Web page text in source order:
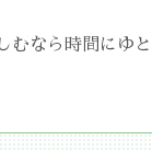
むなら時間にゆ